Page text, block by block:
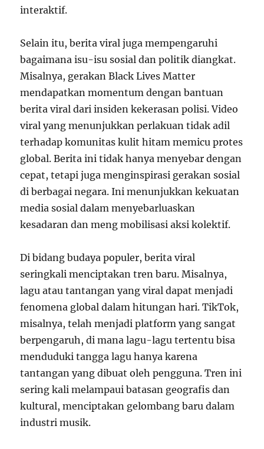
interaktif.
Selain itu, berita viral juga mempengaruhi
bagaimana isu-isu sosial dan politik diangkat.
Misalnya, gerakan Black Lives Matter
mendapatkan momentum dengan bantuan
berita viral dari insiden kekerasan polisi. Video
viral yang menunjukkan perlakuan tidak adil
terhadap komunitas kulit hitam memicu protes
global. Berita ini tidak hanya menyebar dengan
cepat, tetapi juga menginspirasi gerakan sosial
di berbagai negara. Ini menunjukkan kekuatan
media sosial dalam menyebarluaskan
kesadaran dan meng mobilisasi aksi kolektif.
Di bidang budaya populer, berita viral
seringkali menciptakan tren baru. Misalnya,
lagu atau tantangan yang viral dapat menjadi
fenomena global dalam hitungan hari. TikTok,
misalnya, telah menjadi platform yang sangat
berpengaruh, di mana lagu-lagu tertentu bisa
menduduki tangga lagu hanya karena
tantangan yang dibuat oleh pengguna. Tren ini
sering kali melampaui batasan geografis dan
kultural, menciptakan gelombang baru dalam
industri musik.